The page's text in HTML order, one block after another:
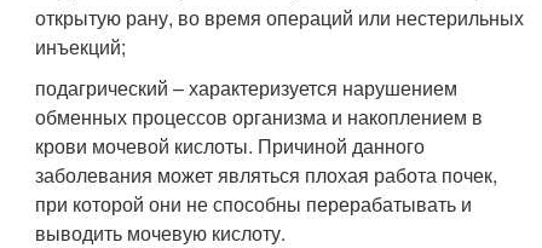
открытую рану, во время операций или нестерильных
инъекций;
подагрический – характеризуется нарушением
обменных процессов организма и накоплением в
крови мочевой кислоты. Причиной данного
заболевания может являться плохая работа почек,
при которой они не способны перерабатывать и
выводить мочевую кислоту.